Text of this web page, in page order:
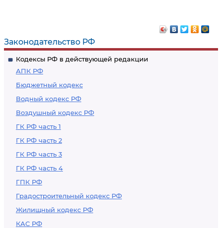
Законодательство РФ
Кодексы РФ в действующей редакции
АПК РФ
Бюджетный кодекс
Водный кодекс РФ
Воздушный кодекс РФ
ГК РФ часть 1
ГК РФ часть 2
ГК РФ часть 3
ГК РФ часть 4
ГПК РФ
Градостроительный кодекс РФ
Жилищный кодекс РФ
КАС РФ